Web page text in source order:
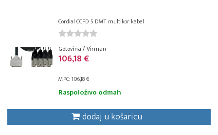
Cordial CCFD 5 DMT multikor kabel
Gotovina / Virman
106,18 €
MPC: 106,18 €
Raspoloživo odmah
dodaj u košaricu